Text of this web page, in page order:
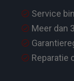
Service
Meer dan
Reparatie